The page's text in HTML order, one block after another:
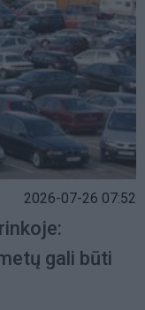
2026-07-26 07:52
gali būti